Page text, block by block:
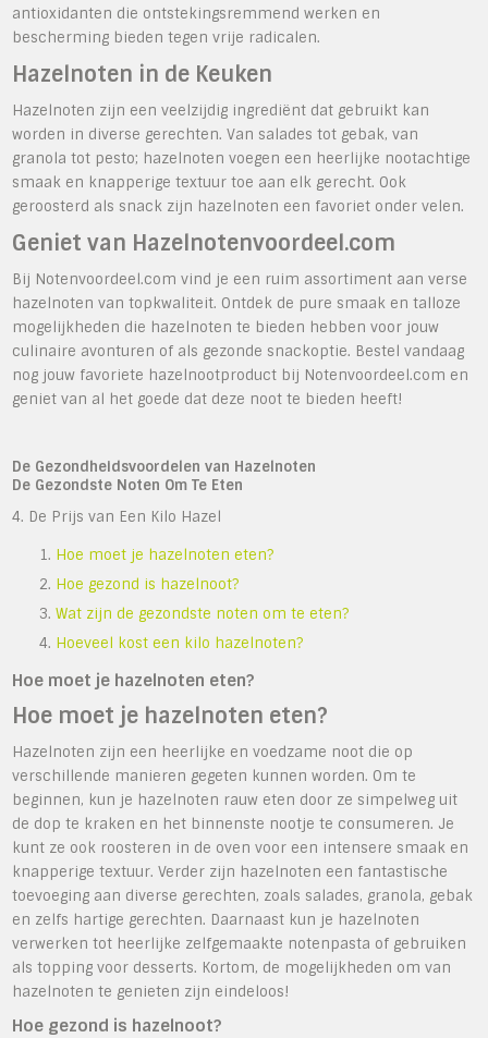
antioxidanten die ontstekingsremmend werken en
bescherming bieden tegen vrije radicalen.
Hazelnoten in de Keuken
Hazelnoten zijn een veelzijdig ingrediënt dat gebruikt kan
worden in diverse gerechten. Van salades tot gebak, van
granola tot pesto; hazelnoten voegen een heerlijke nootachtige
smaak en knapperige textuur toe aan elk gerecht. Ook
geroosterd als snack zijn hazelnoten een favoriet onder velen.
Geniet van Hazelnotenvoordeel.com
Bij Notenvoordeel.com vind je een ruim assortiment aan verse
hazelnoten van topkwaliteit. Ontdek de pure smaak en talloze
mogelijkheden die hazelnoten te bieden hebben voor jouw
culinaire avonturen of als gezonde snackoptie. Bestel vandaag
nog jouw favoriete hazelnootproduct bij Notenvoordeel.com en
geniet van al het goede dat deze noot te bieden heeft!
De Gezondheidsvoordelen van Hazelnoten
De Gezondste Noten Om Te Eten
4. De Prijs van Een Kilo Hazel
Hoe moet je hazelnoten eten?
Hoe gezond is hazelnoot?
Wat zijn de gezondste noten om te eten?
Hoeveel kost een kilo hazelnoten?
Hoe moet je hazelnoten eten?
Hoe moet je hazelnoten eten?
Hazelnoten zijn een heerlijke en voedzame noot die op
verschillende manieren gegeten kunnen worden. Om te
beginnen, kun je hazelnoten rauw eten door ze simpelweg uit
de dop te kraken en het binnenste nootje te consumeren. Je
kunt ze ook roosteren in de oven voor een intensere smaak en
knapperige textuur. Verder zijn hazelnoten een fantastische
toevoeging aan diverse gerechten, zoals salades, granola, gebak
en zelfs hartige gerechten. Daarnaast kun je hazelnoten
verwerken tot heerlijke zelfgemaakte notenpasta of gebruiken
als topping voor desserts. Kortom, de mogelijkheden om van
hazelnoten te genieten zijn eindeloos!
Hoe gezond is hazelnoot?